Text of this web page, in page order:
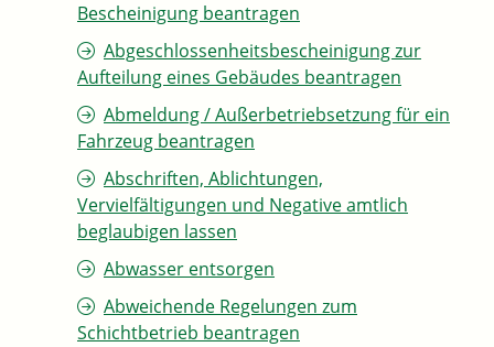
Bescheinigung beantragen
Abgeschlossenheitsbescheinigung zur
Aufteilung eines Gebäudes beantragen
Abmeldung / Außerbetriebsetzung für ein
Fahrzeug beantragen
Abschriften, Ablichtungen,
Vervielfältigungen und Negative amtlich
beglaubigen lassen
Abwasser entsorgen
Abweichende Regelungen zum
Schichtbetrieb beantragen